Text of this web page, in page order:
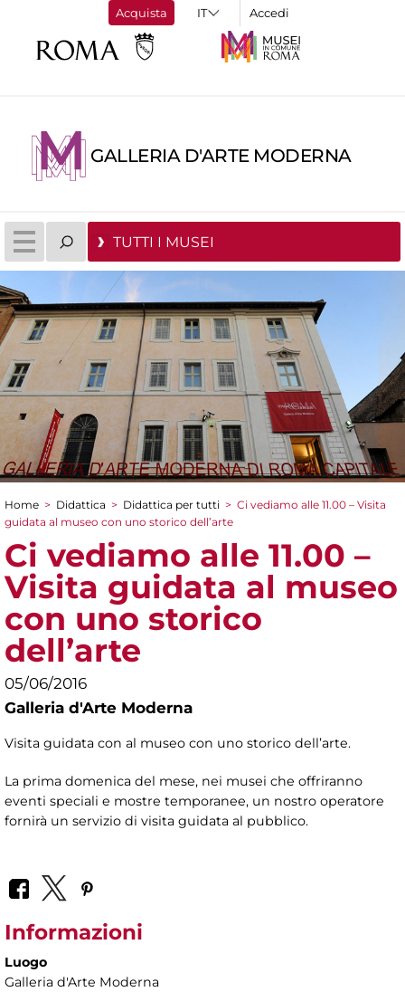
Acquista Accedi
GALLERIA D'ARTE MODERNA
TUTTI I MUSEI
Tu sei qui
Home > Didattica > Didattica per tutti > Ci vediamo alle 11.00 – Visita
guidata al museo con uno storico dell’arte
Ci vediamo alle 11.00 –
Visita guidata al museo
con uno storico
dell’arte
05/06/2016
Galleria d'Arte Moderna
Visita guidata con al museo con uno storico dell’arte.
La prima domenica del mese, nei musei che offriranno
eventi speciali e mostre temporanee, un nostro operatore
fornirà un servizio di visita guidata al pubblico.
Informazioni
Luogo
Galleria d'Arte Moderna